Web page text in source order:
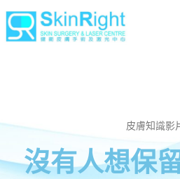
皮膚知識影
沒有人想保